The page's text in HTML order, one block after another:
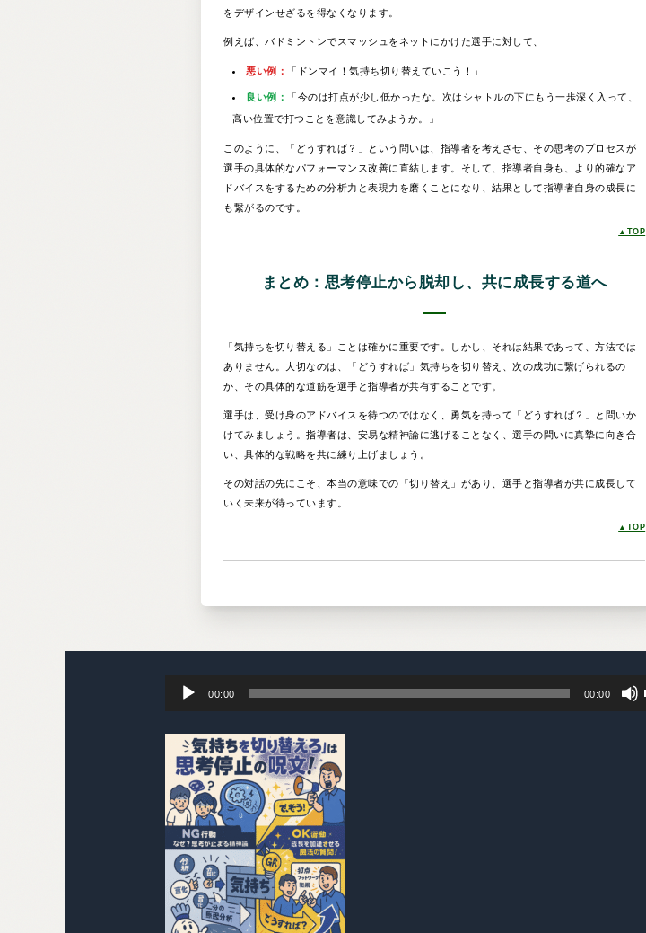
をデザインせざるを得なくなります。
例えば、バドミントンでスマッシュをネットにかけた選手に対して、
悪い例： 「ドンマイ！気持ち切り替えていこう！」
良い例：
「今のは打点が少し低かったな。次はシャトルの下にもう一歩深く入って、
高い位置で打つことを意識してみようか。」
このように、「どうすれば？」という問いは、指導者を考えさせ、その思考のプロセスが
選手の具体的なパフォーマンス改善に直結します。そして、指導者自身も、より的確なア
ドバイスをするための分析力と表現力を磨くことになり、結果として指導者自身の成長に
も繋がるのです。
▲TOP
まとめ：思考停止から脱却し、共に成長する道へ
「気持ちを切り替える」ことは確かに重要です。しかし、それは結果であって、方法では
ありません。大切なのは、「どうすれば」気持ちを切り替え、次の成功に繋げられるの
か、その具体的な道筋を選手と指導者が共有することです。
選手は、受け身のアドバイスを待つのではなく、勇気を持って「どうすれば？」と問いか
けてみましょう。指導者は、安易な精神論に逃げることなく、選手の問いに真摯に向き合
い、具体的な戦略を共に練り上げましょう。
その対話の先にこそ、本当の意味での「切り替え」があり、選手と指導者が共に成長して
いく未来が待っています。
▲TOP
声
00:00 00:00